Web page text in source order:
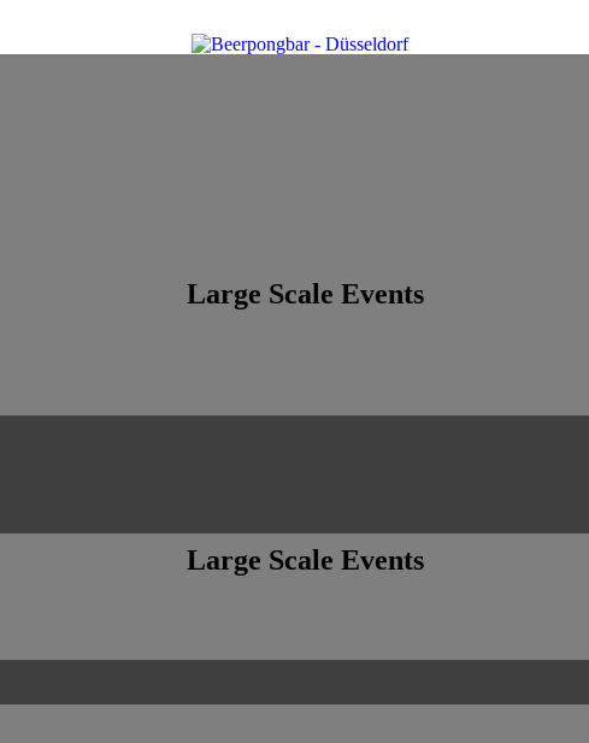
Large Scale Events
Large Scale Events